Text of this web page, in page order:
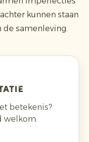
kunnen staan
de samenleving.
betekenis?
welkom.